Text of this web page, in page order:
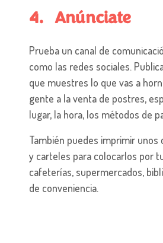
4. Anúnciate
Prueba un canal de
como las redes sociales.
que muestres lo que vas a
gente a la venta de postres,
lugar, la hora, los métodos de
También puedes imprimir
y carteles para colocarlos por
cafeterías, supermercados,
de conveniencia.